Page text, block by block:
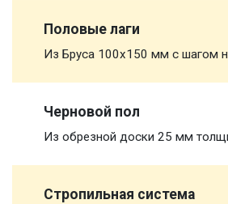
Половые лаги
Из Бруса 100х150 мм с шагом
Черновой пол
Из обрезной доски 25 мм
Стропильная система